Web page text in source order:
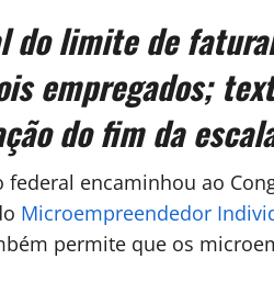
do limite de
empregados;
do fim da
federal encaminhou ao
Microempreendedor
permite que os